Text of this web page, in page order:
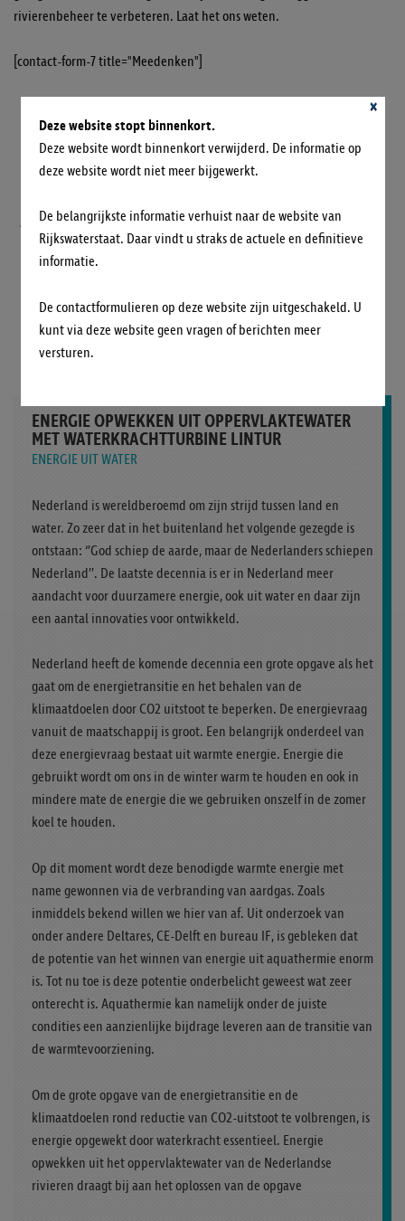
rivierenbeheer te verbeteren. Laat het ons weten.
[contact-form-7 title="Meedenken"]
PARTNERS
ENERGIE OPWEKKEN UIT OPPERVLAKTEWATER
MET WATERKRACHTTURBINE LINTUR
ENERGIE UIT WATER
Nederland is wereldberoemd om zijn strijd tussen land en
water. Zo zeer dat in het buitenland het volgende gezegde is
ontstaan: ‘’God schiep de aarde, maar de Nederlanders schiepen
Nederland’’. De laatste decennia is er in Nederland meer
aandacht voor duurzamere energie, ook uit water en daar zijn
een aantal innovaties voor ontwikkeld.
Nederland heeft de komende decennia een grote opgave als het
gaat om de energietransitie en het behalen van de
klimaatdoelen door CO2 uitstoot te beperken. De energievraag
vanuit de maatschappij is groot. Een belangrijk onderdeel van
deze energievraag bestaat uit warmte energie. Energie die
gebruikt wordt om ons in de winter warm te houden en ook in
mindere mate de energie die we gebruiken onszelf in de zomer
koel te houden.
Op dit moment wordt deze benodigde warmte energie met
name gewonnen via de verbranding van aardgas. Zoals
inmiddels bekend willen we hier van af. Uit onderzoek van
onder andere Deltares, CE-Delft en bureau IF, is gebleken dat
de potentie van het winnen van energie uit aquathermie enorm
is. Tot nu toe is deze potentie onderbelicht geweest wat zeer
onterecht is. Aquathermie kan namelijk onder de juiste
condities een aanzienlijke bijdrage leveren aan de transitie van
de warmtevoorziening.
Om de grote opgave van de energietransitie en de
klimaatdoelen rond reductie van CO2-uitstoot te volbrengen, is
energie opgewekt door waterkracht essentieel. Energie
opwekken uit het oppervlaktewater van de Nederlandse
rivieren draagt bij aan het oplossen van de opgave
Deze website stopt binnenkort.
Deze website wordt binnenkort verwijderd. De informatie op
deze website wordt niet meer bijgewerkt.
De belangrijkste informatie verhuist naar de website van
Rijkswaterstaat. Daar vindt u straks de actuele en definitieve
informatie.
De contactformulieren op deze website zijn uitgeschakeld. U
kunt via deze website geen vragen of berichten meer
versturen.
×